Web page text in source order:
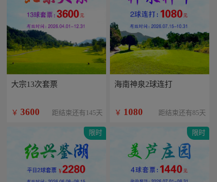
大宗13次套票
￥ 3600 距结束还有145天
海南神泉2球连打
￥ 1080 距结束还有85天
限时 限时